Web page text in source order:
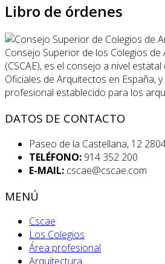
Libro de órdenes
Consejo Superior de los Colegios
(CSCAE), es el consejo a nivel
Oficiales de Arquitectos en España,
profesional establecido para los
DATOS DE CONTACTO
Paseo de la Castellana, 12
TELÉFONO: 914 352 200
E-MAIL: cscae@cscae.com
MENÚ
Cscae
Los Colegios
Área profesional
Arquitectura